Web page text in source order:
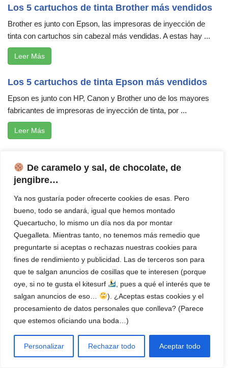
De caramelo y sal, de chocolate, de
jengibre…
Ya nos gustaría poder ofrecerte cookies de esas. Pero
bueno, todo se andará, igual que hemos montado
Quecartucho, lo mismo un día nos da por montar
Quegalleta. Mientras tanto, no tenemos más remedio que
preguntarte si aceptas o rechazas nuestras cookies para
fines de rendimiento y publicidad. Las de terceros son para
que te salgan anuncios de cosillas que te interesen (porque
oye, si no te gusta el kitesurf
, pues a qué el interés que te
salgan anuncios de eso…
). ¿Aceptas estas cookies y el
procesamiento de datos personales que conlleva? (Parece
que estemos oficiando una boda…)
Personalizar Rechazar todo Aceptar todo
Los 5 cartuchos de tinta Brother más vendidos
Brother es junto con Epson, las impresoras de inyección de
tinta con cartuchos sin cabezal más vendidas. A estas hay ...
Leer Más
Los 5 cartuchos de tinta Epson más vendidos
Epson es junto con HP, Canon y Brother uno de los mayores
fabricantes de impresoras de inyección de tinta, por ...
Leer Más
¿Cuántos cartuchos de tinta tiene una
impresora?
Caramba, esta pregunta parece un acertijo ¿no? Pues mira:
Pueden tener uno solo, el negro, si la impresora es ...